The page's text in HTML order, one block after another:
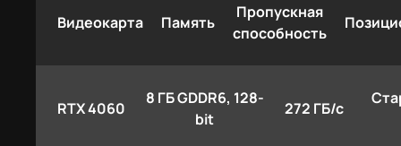
Видеокарта Память
Пропускная
способность
RTX 4060
8 ГБ GDDR6, 128-
bit
272 ГБ/с